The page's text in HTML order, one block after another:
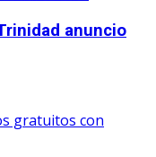
anuncio